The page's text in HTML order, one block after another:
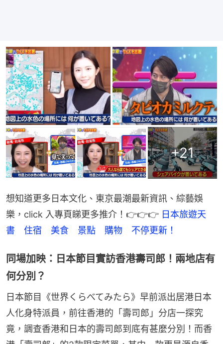
+21
想知道更多日本文化、東京最潮最新資訊、綜藝娛
樂，click 入專頁睇更多推介！👉👉👉 日本旅遊天
書　住宿　美食　景點　購物　不停更新！
同場加映：日本節目實訪香港壽司郎！兩地店有
何分別？
日本節目《世界くらべてみたら》早前派出居港日本
人化身特派員，前往香港的「壽司郎」分店一探究
竟，調查香港和日本的壽司郎到底有甚麼分別！而香